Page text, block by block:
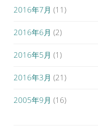
2016年7月 (11)
2016年6月 (2)
2016年5月 (1)
2016年3月 (21)
2005年9月 (16)